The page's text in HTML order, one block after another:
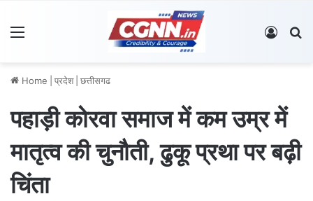
Log In
Home प्रदेश छत्तीसगढ
पहाड़ी कोरवा समाज में कम उम्र में
मातृत्व की चुनौती, ढुकू प्रथा पर बढ़ी
चिंता